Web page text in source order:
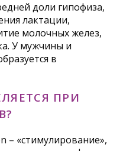
доли гипофиза,
лактации,
молочных желез,
У мужчины и
в
ПРИ
– «стимулирование»,